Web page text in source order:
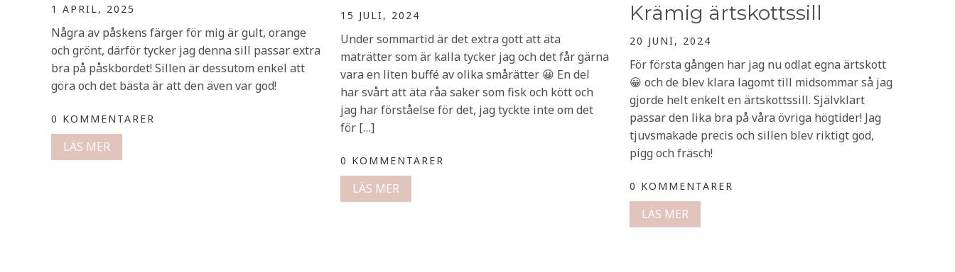
1 APRIL, 2025
Några av påskens färger för mig är gult, orange
och grönt, därför tycker jag denna sill passar extra
bra på påskbordet! Sillen är dessutom enkel att
göra och det bästa är att den även var god!
0 KOMMENTARER
LÄS MER
15 JULI, 2024
Under sommartid är det extra gott att äta
maträtter som är kalla tycker jag och det får gärna
vara en liten buffé av olika smårätter 😀 En del
har svårt att äta råa saker som fisk och kött och
jag har förståelse för det, jag tyckte inte om det
för […]
0 KOMMENTARER
LÄS MER
Krämig ärtskottssill
20 JUNI, 2024
För första gången har jag nu odlat egna ärtskott
😀 och de blev klara lagomt till midsommar så jag
gjorde helt enkelt en ärtskottssill. Självklart
passar den lika bra på våra övriga högtider! Jag
tjuvsmakade precis och sillen blev riktigt god,
pigg och fräsch!
0 KOMMENTARER
LÄS MER